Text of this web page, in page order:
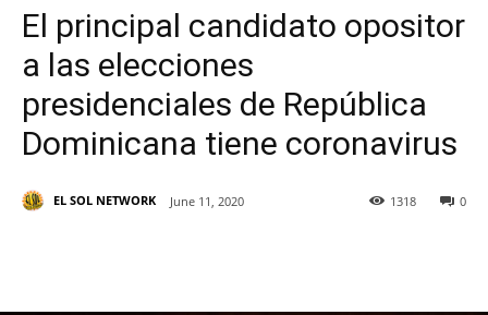
El principal candidato opositor
a las elecciones
presidenciales de República
Dominicana tiene coronavirus
EL SOL NETWORK June 11, 2020 0
1318